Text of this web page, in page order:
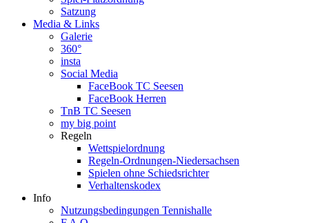
Satzung
Media & Links
Galerie
360°
insta
Social Media
FaceBook TC Seesen
FaceBook Herren
TnB TC Seesen
my big point
Regeln
Wettspielordnung
Regeln-Ordnungen-Niedersachsen
Spielen ohne Schiedsrichter
Verhaltenskodex
Info
Nutzungsbedingungen Tennishalle